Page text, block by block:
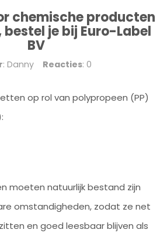
chemische producten
je bij Euro-Label
BV
: Danny Reacties: 0
op rol van polypropeen (PP)
moeten natuurlijk bestand zijn
omstandigheden, zodat ze net
en goed leesbaar blijven als